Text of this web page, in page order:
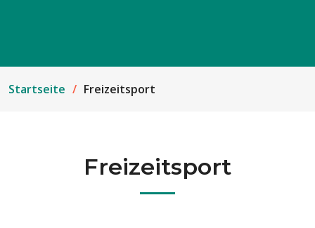
Startseite Freizeitsport
Freizeitsport